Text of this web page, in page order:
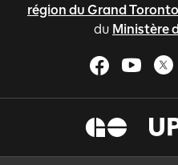
région du Grand
du Ministère